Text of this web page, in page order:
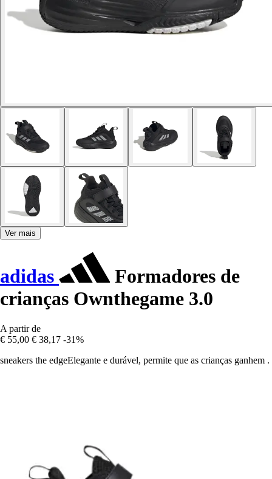
Ver mais
adidas
Formadores de
crianças Ownthegame 3.0
A partir de
€ 55,00 € 38,17 -31%
sneakers the edgeElegante e durável, permite que as crianças ganhem .